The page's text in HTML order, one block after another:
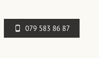
079 583 86 87